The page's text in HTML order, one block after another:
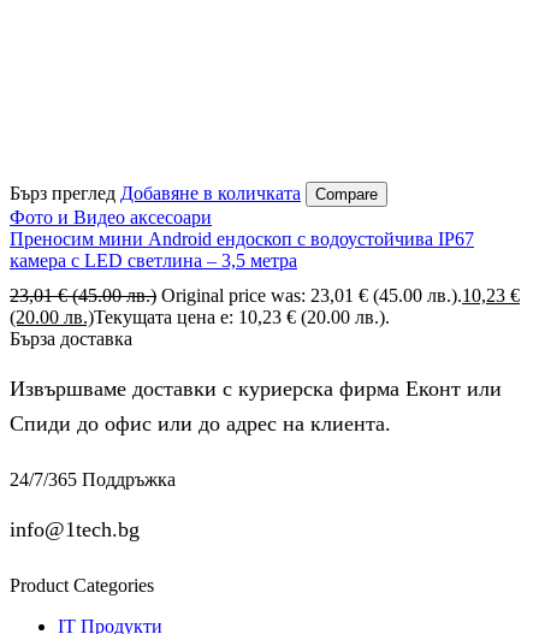
Бърз преглед Добавяне в количката Compare
Фото и Видео аксесоари
Преносим мини Android ендоскоп с водоустойчива IP67
ĸaмepa c LЕD cвeтлинa – 3,5 мeтpa
23,01€ (45.00 лв.) Original price was: 23,01 € (45.00 лв.).10,23 €
(20.00 лв.)Текущата цена е: 10,23 € (20.00 лв.).
Бърза доставка
Извършваме доставки с куриерска фирма Еконт или
Спиди до офис или до адрес на клиента.
24/7/365 Поддръжка
info@1tech.bg
Product Categories
IT Продукти